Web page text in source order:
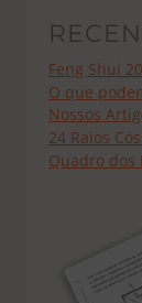
Feng Shui
O que
Nossos
24 Raios
Quadro dos